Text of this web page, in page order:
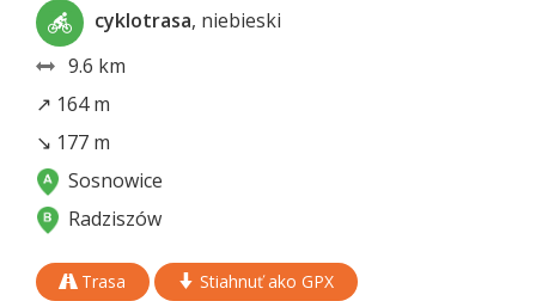
cyklotrasa, niebieski
9.6 km
↗ 164 m
↘ 177 m
Sosnowice
Radziszów
Trasa
Stiahnuť ako GPX